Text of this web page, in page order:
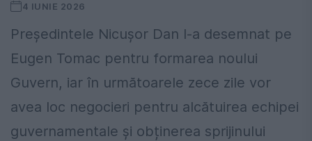
4 IUNIE 2026
Președintele Nicușor Dan l-a desemnat pe
Eugen Tomac pentru formarea noului
Guvern, iar în următoarele zece zile vor
avea loc negocieri pentru alcătuirea echipei
guvernamentale și obținerea sprijinului